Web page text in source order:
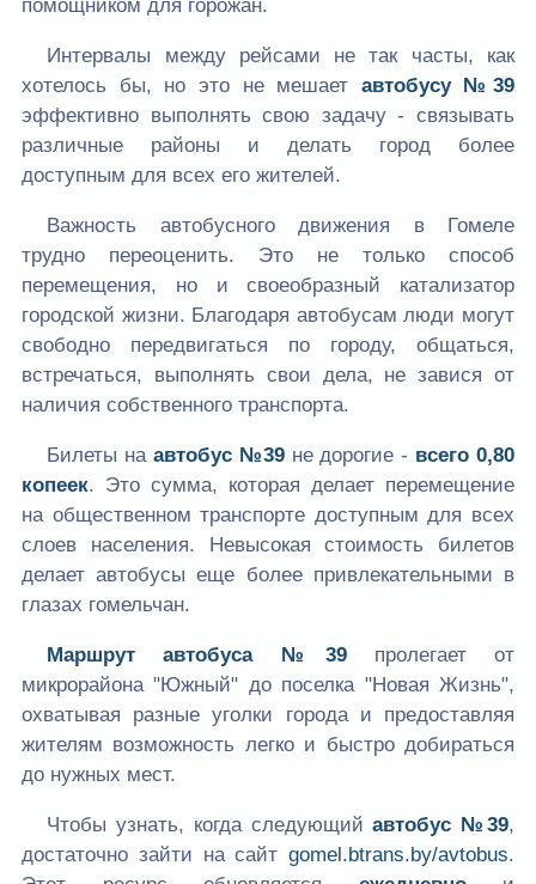
помощником для горожан.
Интервалы между рейсами не так часты, как
хотелось бы, но это не мешает автобусу №39
эффективно выполнять свою задачу - связывать
различные районы и делать город более
доступным для всех его жителей.
Важность автобусного движения в Гомеле
трудно переоценить. Это не только способ
перемещения, но и своеобразный катализатор
городской жизни. Благодаря автобусам люди могут
свободно передвигаться по городу, общаться,
встречаться, выполнять свои дела, не завися от
наличия собственного транспорта.
Билеты на автобус №39не дорогие - всего 0,80
копеек. Это сумма, которая делает перемещение
на общественном транспорте доступным для всех
слоев населения. Невысокая стоимость билетов
делает автобусы еще более привлекательными в
глазах гомельчан.
Маршрут автобуса №39пролегает от
микрорайона "Южный" до поселка "Новая Жизнь",
охватывая разные уголки города и предоставляя
жителям возможность легко и быстро добираться
до нужных мест.
Чтобы узнать, когда следующийавтобус №39,
достаточно зайти на сайт gomel.btrans.by/avtobus.